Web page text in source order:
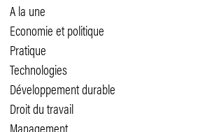
A la une
Economie et politique
Pratique
Technologies
Développement durable
Droit du travail
Management